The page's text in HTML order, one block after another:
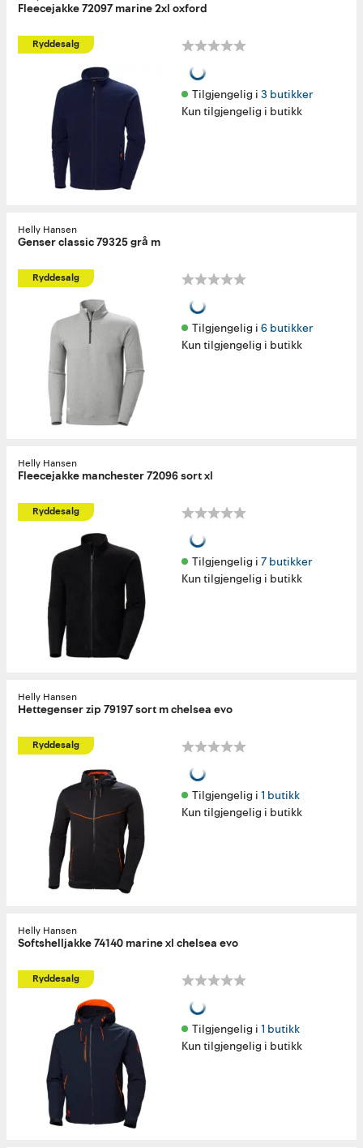
Fleecejakke 72097 marine 2xl oxford
Ryddesalg
Tilgjengelig i 3 butikker
Kun tilgjengelig i butikk
Helly Hansen
Genser classic 79325 grå m
Ryddesalg
Tilgjengelig i 6 butikker
Kun tilgjengelig i butikk
Helly Hansen
Fleecejakke manchester 72096 sort xl
Ryddesalg
Tilgjengelig i 7 butikker
Kun tilgjengelig i butikk
Helly Hansen
Hettegenser zip 79197 sort m chelsea evo
Ryddesalg
Tilgjengelig i 1 butikk
Kun tilgjengelig i butikk
Helly Hansen
Softshelljakke 74140 marine xl chelsea evo
Ryddesalg
Tilgjengelig i 1 butikk
Kun tilgjengelig i butikk